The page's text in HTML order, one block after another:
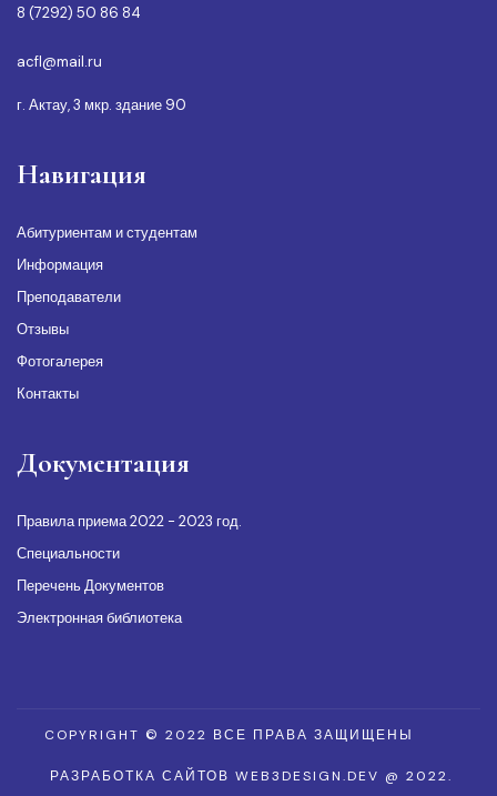
8 (7292) 50 86 84
acfl@mail.ru
г. Актау, 3 мкр. здание 90
Навигация
Абитуриентам и студентам
Информация
Преподаватели
Отзывы
Фотогалерея
Контакты
Документация
Правила приема 2022 - 2023 год.
Специальности
Перечень Документов
Электронная библиотека
COPYRIGHT © 2022 ВСЕ ПРАВА ЗАЩИЩЕНЫ
РАЗРАБОТКА САЙТОВ WEB3DESIGN.DEV @ 2022.